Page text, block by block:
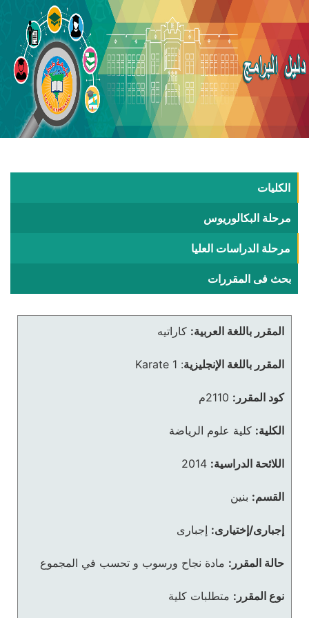
الكليات
مرحلة البكالوريوس
مرحلة الدراسات العليا
بحث فى المقررات
المقرر باللغة العربية: كاراتيه
المقرر باللغة الإنجليزية:
Karate 1
كود المقرر: 2110م
الكلية: كلية علوم الرياضة
اللائحة الدراسية: 2014
القسم: بنين
إجبارى/إختيارى: إجبارى
حالة المقرر: مادة نجاح ورسوب و تحسب في المجموع
نوع المقرر: متطلبات كلية